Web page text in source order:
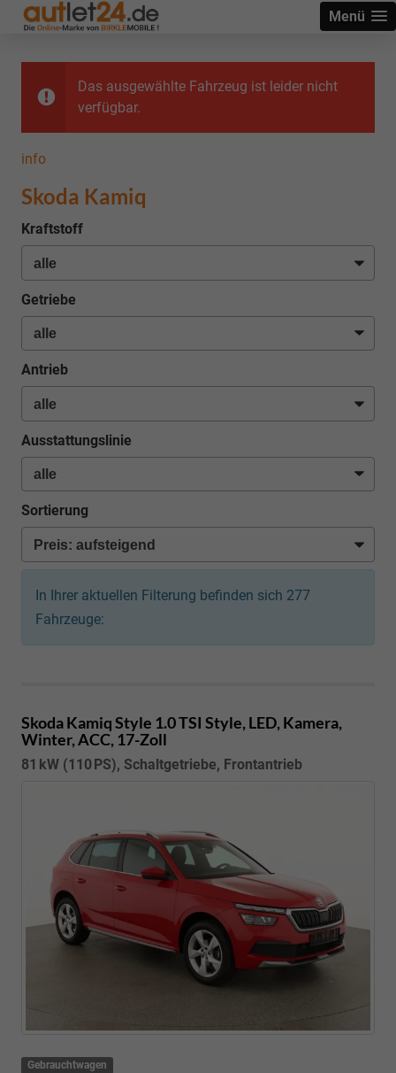
Menü
Das ausgewählte Fahrzeug ist leider nicht
verfügbar.
info
Skoda Kamiq
Kraftstoff
Getriebe
Antrieb
Ausstattungslinie
Sortierung
In Ihrer aktuellen Filterung befinden sich 277
Fahrzeuge:
Skoda KamiqStyle 1.0 TSI Style, LED, Kamera,
Winter, ACC, 17-Zoll
81 kW (110 PS), Schaltgetriebe, Frontantrieb
Gebrauchtwagen